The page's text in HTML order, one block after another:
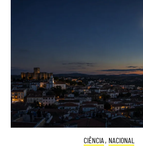
CIÊNCIA , NACIONAL